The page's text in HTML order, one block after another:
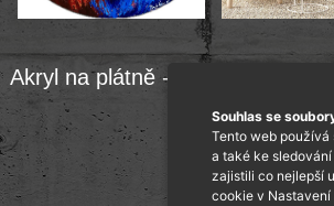
Souhlas se
Tento web používá
a také ke
zajistili co nejlepší
cookie v Nastavení
Akryl na plátně - průměr 100 cm.